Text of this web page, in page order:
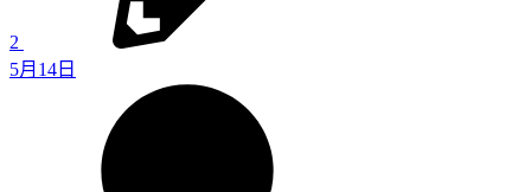
2
5月14日